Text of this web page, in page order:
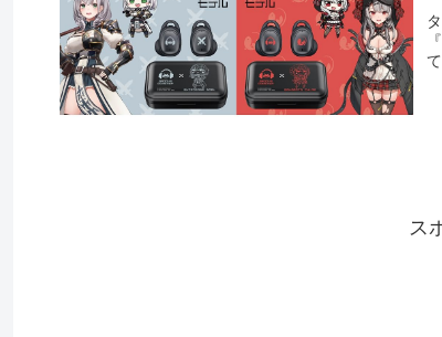
ス